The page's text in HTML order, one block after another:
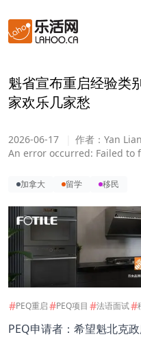
魁省宣布重启经验类
家欢乐几家愁
2026-06-17 作者： Yan
An error occurred: Failed to
加拿大 留学 移民
#PEQ重启#PEQ项目 #法语面试#
PEQ申请者：希望魁北克